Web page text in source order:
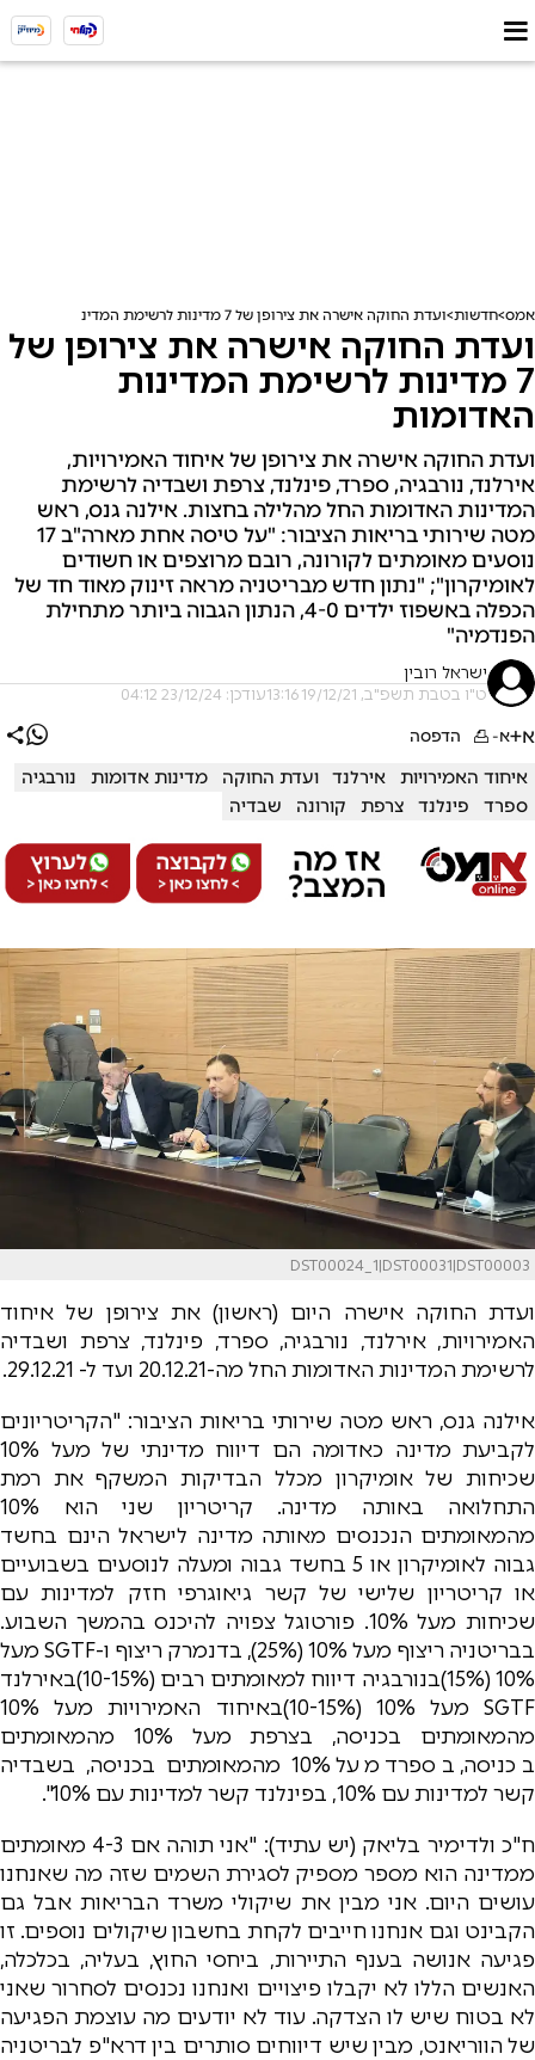
אמס חדשות ועדת החוקה אישרה את צירופן של 7 מדינות לרשימת המדינות האדומות
ועדת החוקה אישרה את צירופן של
7 מדינות לרשימת המדינות
האדומות
ועדת החוקה אישרה את צירופן של איחוד האמירויות,
אירלנד, נורבגיה, ספרד, פינלנד, צרפת ושבדיה לרשימת
המדינות האדומות החל מהלילה בחצות. אילנה גנס, ראש
מטה שירותי בריאות הציבור: "על טיסה אחת מארה"ב 17
נוסעים מאומתים לקורונה, רובם מרוצפים או חשודים
לאומיקרון"; "נתון חדש מבריטניה מראה זינוק מאוד חד של
הכפלה באשפוז ילדים 4-0, הנתון הגבוה ביותר מתחילת
הפנדמיה"
ישראל רובין
ט"ו בטבת תשפ"ב, 19/12/21 13:16 עודכן: 23/12/24 04:12
א+א- הדפסה
איחוד האמירויות אירלנד ועדת החוקה מדינות אדומות
נורבגיה
ספרד
פינלנד צרפת קורונה שבדיה
DST00024_1|DST00031|DST00003
ועדת החוקה אישרה היום (ראשון) את צירופן של איחוד
האמירויות, אירלנד, נורבגיה, ספרד, פינלנד, צרפת ושבדיה
לרשימת המדינות האדומות החל מה-20.12.21 ועד ל- 29.12.21.
אילנה גנס, ראש מטה שירותי בריאות הציבור: "הקריטריונים
לקביעת מדינה כאדומה הם דיווח מדינתי של מעל 10%
שכיחות של אומיקרון מכלל הבדיקות המשקף את רמת
התחלואה באותה מדינה. קריטריון שני הוא 10%
מהמאומתים הנכנסים מאותה מדינה לישראל הינם בחשד
גבוה לאומיקרון או 5 בחשד גבוה ומעלה לנוסעים בשבועיים
או קריטריון שלישי של קשר גיאוגרפי חזק למדינות עם
שכיחות מעל 10%. פורטוגל צפויה להיכנס בהמשך השבוע.
בבריטניה ריצוף מעל 10% (25%), בדנמרק ריצוף ו-SGTF מעל
10% (15%)בנורבגיה דיווח למאומתים רבים (10-15%)באירלנד
SGTF מעל 10% (10-15%)באיחוד האמירויות מעל 10%
מהמאומתים בכניסה, בצרפת מעל 10% מהמאומתים
בכניסה, בספרד מעל 10% מהמאומתים בכניסה, בשבדיה
קשר למדינות עם 10%, בפינלנד קשר למדינות עם 10%".
ח"כ ולדימיר בליאק (יש עתיד): "אני תוהה אם 4-3 מאומתים
ממדינה הוא מספר מספיק לסגירת השמים שזה מה שאנחנו
עושים היום. אני מבין את שיקולי משרד הבריאות אבל גם
הקבינט וגם אנחנו חייבים לקחת בחשבון שיקולים נוספים. זו
פגיעה אנושה בענף התיירות, ביחסי החוץ, בעליה, בכלכלה,
האנשים הללו לא יקבלו פיצויים ואנחנו נכנסים לסחרור שאני
לא בטוח שיש לו הצדקה. עוד לא יודעים מה עוצמת הפגיעה
של הווריאנט, מבין שיש דיווחים סותרים בין דרא"פ לבריטניה